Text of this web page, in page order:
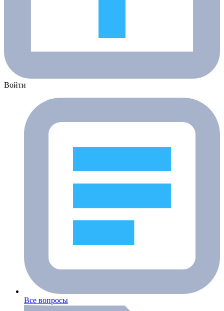
Войти
Все вопросы